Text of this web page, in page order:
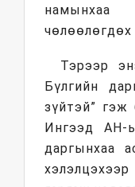
намынхаа
чөлөөлөгдөх
Тэрээр
Бүлгийн
зүйтэй” гэж
Ингээд АН-
даргынхаа